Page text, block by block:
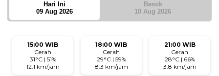
Hari Ini
09 Aug 2026
Besok
10 Aug 2026
15:00 WIB
Cerah
31°C | 51%
12.1 km/jam
18:00 WIB
Cerah
29°C | 59%
8.3 km/jam
21:00 WIB
Cerah
28°C | 66%
3.8 km/jam